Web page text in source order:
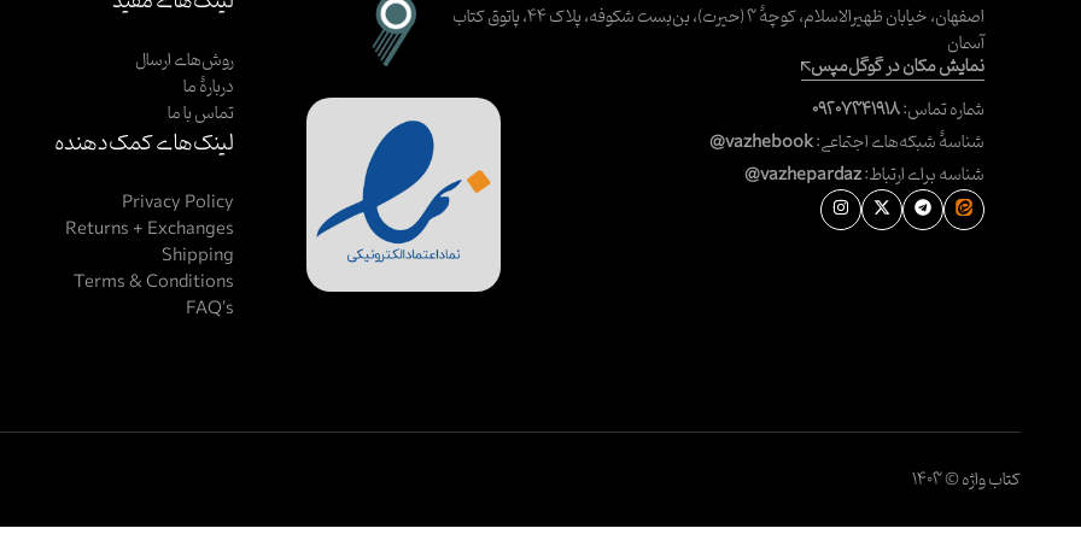
اصفهان، خیابان ظهیرالاسلام، کوچهٔ ۳ (حیرت)، بن‌بست شکوفه، پلاک ۴۴، پاتوق کتاب
آسمان
نمایش مکان در گوگل‌مپس
شماره تماس:۰۹۲۰۷۳۴۱۹۱۸
شناسهٔ شبکه‌های اجتماعی:@vazhebook
شناسه برای ارتباط:@vazhepardaz
روش‌های ارسال
دربارهٔ ما
تماس با ما
لینک‌های کمک‌دهنده
Privacy Policy
Returns + Exchanges
Shipping
Terms & Conditions
FAQ’s
کتاب واژه © ۱۴۰۳